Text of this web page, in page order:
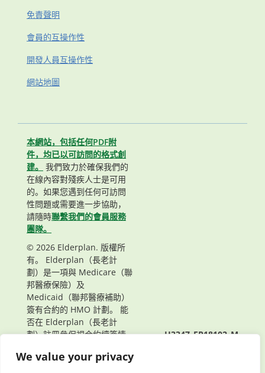
We value your privacy
免責聲明
會員的互操作性
開發人員互操作性
網站地圖
本網站，包括任何PDF附
件，均已以可訪問的格式創
建。
我們致力於確保我們的
在線內容對殘疾人士是可用
的。如果您遇到任何可訪問
性問題或需要進一步協助，
請隨時聯繫我們的會員服務
團隊。
© 2026 Elderplan. 版權所
有。 Elderplan（長老計
劃）是一項與 Medicare（聯
邦醫療保險）及
Medicaid（聯邦醫療補助）
簽有合約的 HMO 計劃。 能
否在 Elderplan（長老計
劃）註冊參保視合約續簽情
H3347_EP18102_M